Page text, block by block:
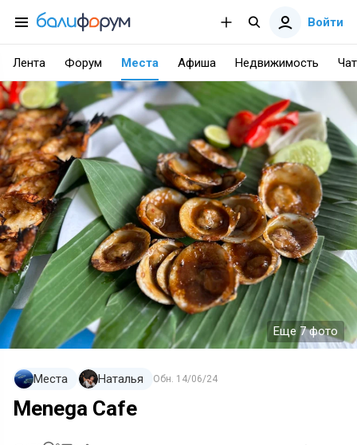
Войти
Лента Форум Места Афиша Недвижимость Чат
Еще 7 фото
Места Наталья Обн. 14/06/24
Menega Cafe